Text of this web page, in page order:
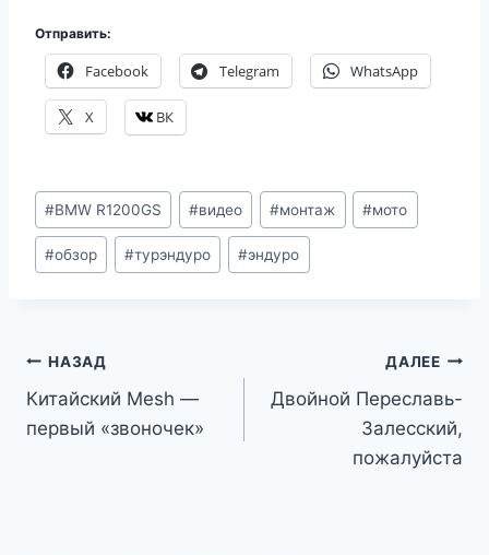
Отправить:
Facebook Telegram WhatsApp
X ВК
Метки
записи:
#BMW R1200GS #видео #монтаж #мото
#обзор #турэндуро #эндуро
Навигация
по
НАЗАД
Китайский Mesh —
первый «звоночек»
ДАЛЕЕ
Двойной Переславь-
Залесский,
пожалуйста